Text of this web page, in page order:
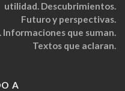
utilidad. Descubrimientos.
Futuro y perspectivas.
Informaciones que suman.
Textos que aclaran.
A